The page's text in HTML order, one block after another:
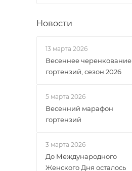
Новости
13 марта 2026
Весеннее черенкование
гортензий, сезон 2026
5 марта 2026
Весенний марафон
гортензий
3 марта 2026
До Международного
Женского Дня осталось